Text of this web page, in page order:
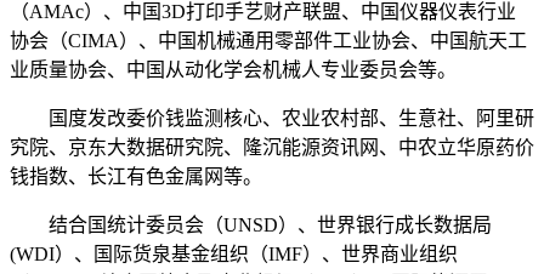
（AMAc）、中国3D打印手艺财产联盟、中国仪器仪表行业
协会（CIMA）、中国机械通用零部件工业协会、中国航天工
业质量协会、中国从动化学会机械人专业委员会等。
国度发改委价钱监测核心、农业农村部、生意社、阿里研
究院、京东大数据研究院、隆沉能源资讯网、中农立华原药价
钱指数、长江有色金属网等。
结合国统计委员会（UNSD）、世界银行成长数据局
(WDI）、国际货泉基金组织（IMF）、世界商业组织